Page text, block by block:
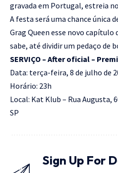
gravada em Portugal, estreia
A festa será uma chance única
Grag Queen esse novo capítulo
sabe, até dividir um pedaço de
SERVIÇO – After oficial –
Data: terça-feira, 8 de julho de
Horário: 23h
Local: Kat Klub – Rua Augusta,
SP
Sign Up For